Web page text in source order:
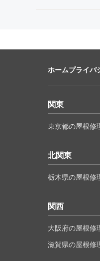
ホームプライバ
関東
東京都の屋根修
北関東
栃木県の屋根修
関西
大阪府の屋根修
滋賀県の屋根修